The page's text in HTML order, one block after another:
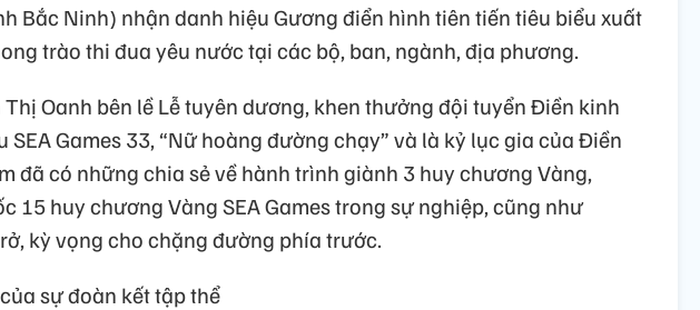
Bắc Ninh) nhận danh hiệu Gương điển hình tiên tiến tiêu biểu xuất
trào thi đua yêu nước tại các bộ, ban, ngành, địa phương.
Oanh bên lề Lễ tuyên dương, khen thưởng đội tuyển Điền kinh
SEA Games 33, “Nữ hoàng đường chạy” và là kỷ lục gia của Điền
đã có những chia sẻ về hành trình giành 3 huy chương Vàng,
15 huy chương Vàng SEA Games trong sự nghiệp, cũng như
kỳ vọng cho chặng đường phía trước.
sự đoàn kết tập thể